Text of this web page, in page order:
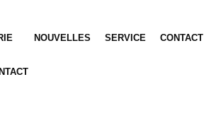
NOUVELLES SERVICE CONTACT